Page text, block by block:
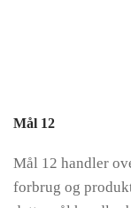
Mål 12
Mål 12 handler
forbrug og